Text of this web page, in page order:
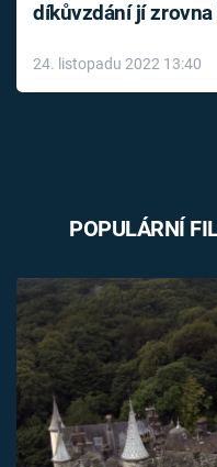
díkůvzdání jí zrovna
24. listopadu 2022 13:40
POPULÁRNÍ